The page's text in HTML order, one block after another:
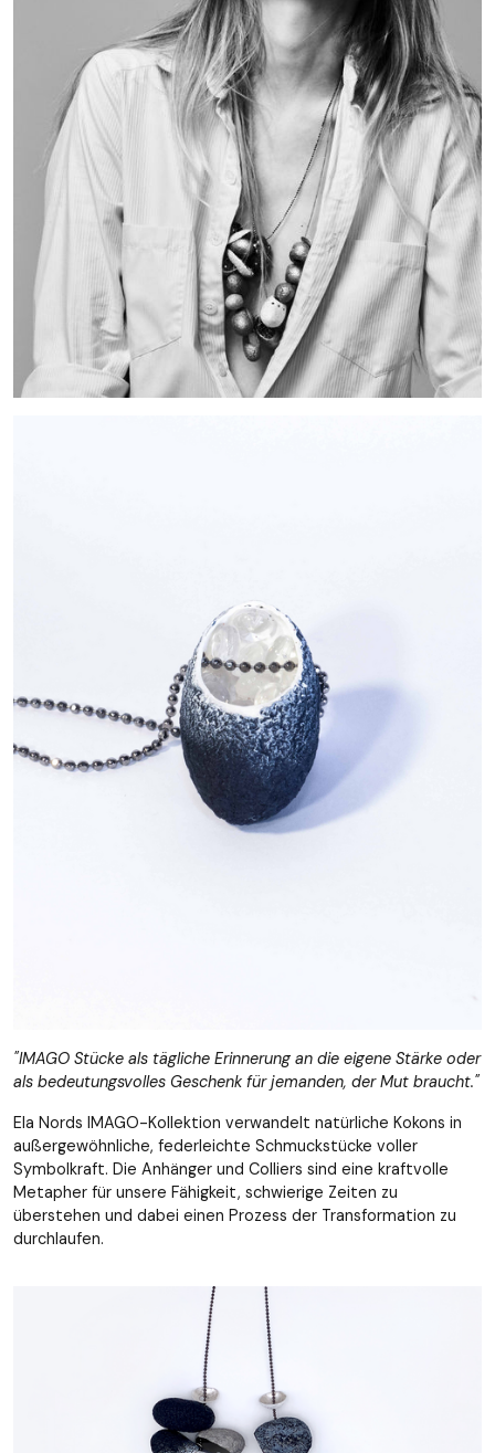
"IMAGO Stücke als tägliche Erinnerung an die eigene Stärke oder
als bedeutungsvolles Geschenk für jemanden, der Mut braucht."
Ela Nords IMAGO-Kollektion verwandelt natürliche Kokons in
außergewöhnliche, federleichte Schmuckstücke voller
Symbolkraft. Die Anhänger und Colliers sind eine kraftvolle
Metapher für unsere Fähigkeit, schwierige Zeiten zu
überstehen und dabei einen Prozess der Transformation zu
durchlaufen.